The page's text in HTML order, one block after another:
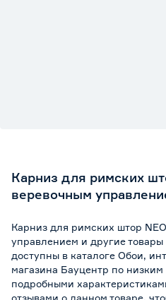
Карниз для римских
веревочным
Карниз для римских штор
управлением и другие
доступны в каталоге Обои,
магазина Бауцентр по
подробными
отзывами о данном товаре,